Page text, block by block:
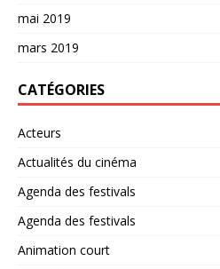
mai 2019
mars 2019
CATÉGORIES
Acteurs
Actualités du cinéma
Agenda des festivals
Agenda des festivals
Animation court